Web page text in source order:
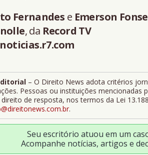
Fernandes e Emerson
, da Record TV
noticias.r7.com
– O Direito News adota critérios
Pessoas ou instituições
de resposta, nos termos da Lei
.
Seu escritório atuou em um
Acompanhe notícias, artigos e